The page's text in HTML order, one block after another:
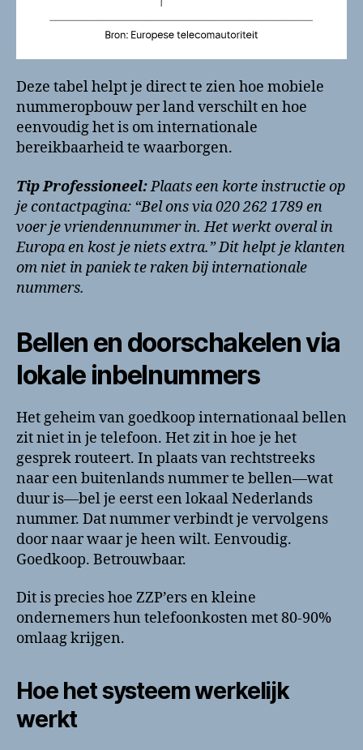
Deze tabel helpt je direct te zien hoe mobiele
nummeropbouw per land verschilt en hoe
eenvoudig het is om internationale
bereikbaarheid te waarborgen.
Tip Professioneel:Plaats een korte instructie op
je contactpagina: “Bel ons via 020 262 1789 en
voer je vriendennummer in. Het werkt overal in
Europa en kost je niets extra.” Dit helpt je klanten
om niet in paniek te raken bij internationale
nummers.
Bellen en doorschakelen via
lokale inbelnummers
Het geheim van goedkoop internationaal bellen
zit niet in je telefoon. Het zit in hoe je het
gesprek routeert. In plaats van rechtstreeks
naar een buitenlands nummer te bellen—wat
duur is—bel je eerst een lokaal Nederlands
nummer. Dat nummer verbindt je vervolgens
door naar waar je heen wilt. Eenvoudig.
Goedkoop. Betrouwbaar.
Dit is precies hoe ZZP’ers en kleine
ondernemers hun telefoonkosten met 80-90%
omlaag krijgen.
Hoe het systeem werkelijk
werkt